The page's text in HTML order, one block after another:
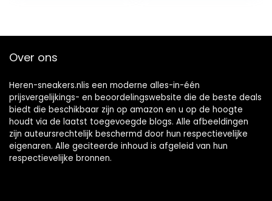
Over ons
Heren-sneakers.nlis een moderne alles-in-één
prijsvergelijkings- en beoordelingswebsite die de beste deals
biedt die beschikbaar zijn op amazon en u op de hoogte
houdt via de laatst toegevoegde blogs. Alle afbeeldingen
zijn auteursrechtelijk beschermd door hun respectievelijke
eigenaren. Alle geciteerde inhoud is afgeleid van hun
respectievelijke bronnen.